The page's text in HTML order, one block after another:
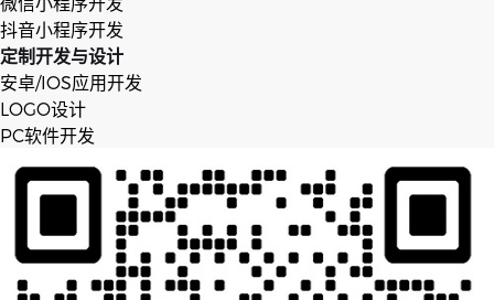
抖音小程序开发
定制开发与设计
安卓/IOS应用开发
LOGO设计
PC软件开发